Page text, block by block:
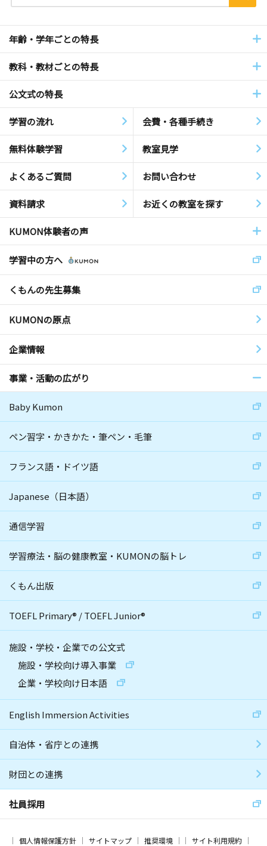
年齢・学年ごとの特長
教科・教材ごとの特長
公文式の特長
学習の流れ 会費・各種手続き
無料体験学習 教室見学
よくあるご質問 お問い合わせ
資料請求 お近くの教室を探す
KUMON体験者の声
学習中の方へ
くもんの先生募集
KUMONの原点
企業情報
事業・活動の広がり
Baby Kumon
ペン習字・かきかた・筆ペン・毛筆
フランス語・ドイツ語
Japanese（日本語）
通信学習
学習療法・脳の健康教室・KUMONの脳トレ
くもん出版
TOEFL Primary® /TOEFL Junior®
施設・学校・企業での公文式
施設・学校向け導入事業
企業・学校向け日本語
English Immersion Activities
自治体・省庁との連携
財団との連携
社員採用
個人情報保護方針 サイトマップ 推奨環境 サイト利用規約